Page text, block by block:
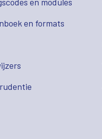
en formats